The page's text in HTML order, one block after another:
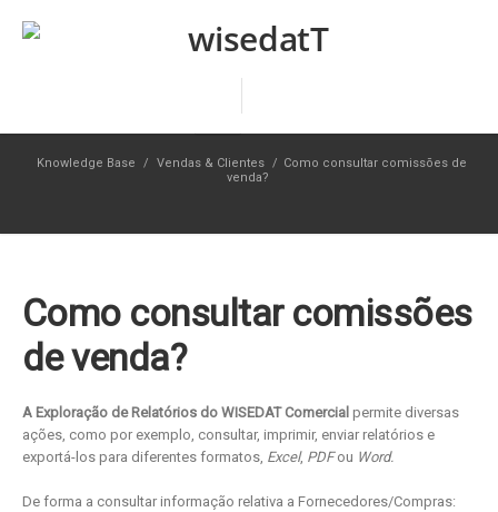
Knowledge Base / Vendas & Clientes / Como consultar comissões de
venda?
Como consultar comissões
de venda?
A Exploração de Relatórios do WISEDAT Comercial permite diversas
ações, como por exemplo, consultar, imprimir, enviar relatórios e
exportá-los para diferentes formatos, Excel, PDFou Word.
De forma a consultar informação relativa a Fornecedores/Compras: